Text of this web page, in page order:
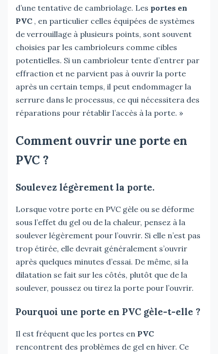
d’une tentative de cambriolage. Les portes en
PVC , en particulier celles équipées de systèmes
de verrouillage à plusieurs points, sont souvent
choisies par les cambrioleurs comme cibles
potentielles. Si un cambrioleur tente d’entrer par
effraction et ne parvient pas à ouvrir la porte
après un certain temps, il peut endommager la
serrure dans le processus, ce qui nécessitera des
réparations pour rétablir l’accès à la porte. »
Comment ouvrir une porte en
PVC ?
Soulevez légèrement la porte.
Lorsque votre porte en PVC gèle ou se déforme
sous l’effet du gel ou de la chaleur, pensez à la
soulever légèrement pour l’ouvrir. Si elle n’est pas
trop étirée, elle devrait généralement s’ouvrir
après quelques minutes d’essai. De même, si la
dilatation se fait sur les côtés, plutôt que de la
soulever, poussez ou tirez la porte pour l’ouvrir.
Pourquoi une porte en PVC gèle-t-elle ?
Il est fréquent que les portes en PVC
rencontrent des problèmes de gel en hiver. Ce